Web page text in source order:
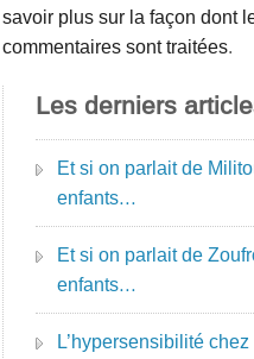
savoir plus sur la façon dont
commentaires sont traitées.
Les derniers
Et si on parlait de
enfants…
Et si on parlait de
enfants…
L’hypersensibilité chez